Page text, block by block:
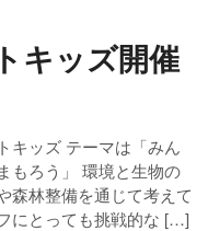
キッズ開催
キッズ テーマは「みん
もろう」 環境と生物の
森林整備を通じて考えて
にとっても挑戦的な […]